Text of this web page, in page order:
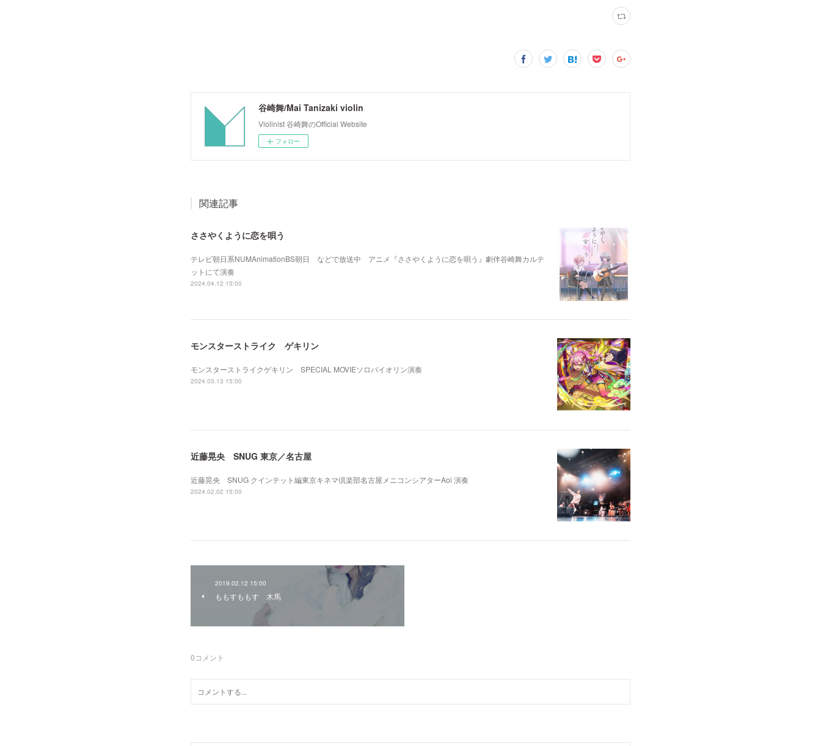
谷崎舞/Mai Tanizaki violin
Violinist 谷崎舞のOfficial Website
フォロー
関連記事
ささやくように恋を唄う
テレビ朝日系NUMAnimationBS朝日 などで放送中 アニメ『ささやくように恋を唄う』劇伴谷崎舞カルテ
ットにて演奏
2024.04.12 15:00
モンスターストライク ゲキリン
モンスターストライクゲキリン SPECIAL MOVIEソロバイオリン演奏
2024.03.13 15:00
近藤晃央 SNUG 東京／名古屋
近藤晃央 SNUG クインテット編東京キネマ倶楽部名古屋メニコンシアターAoi 演奏
2024.02.02 15:00
2019.02.12 15:00
ももすももす 木馬
0コメント